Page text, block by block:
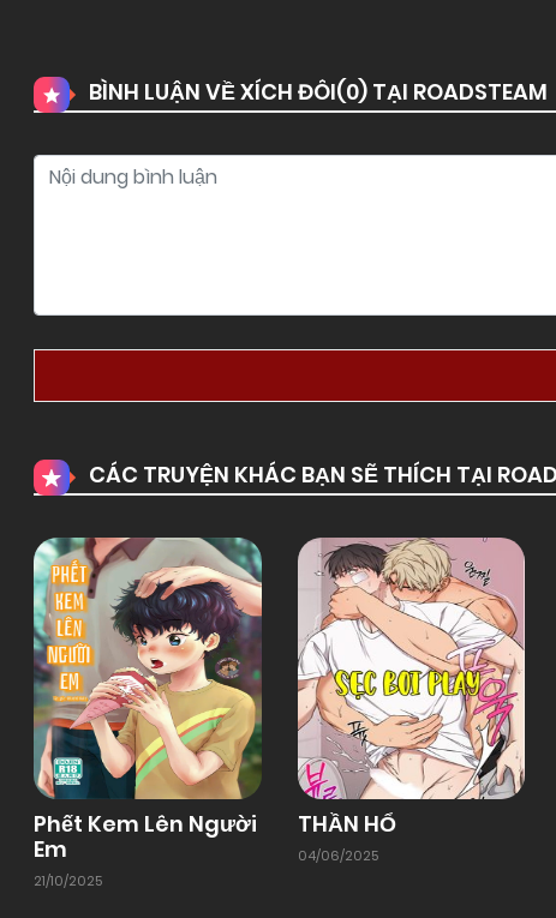
BÌNH LUẬN VỀ XÍCH ĐÔI(0) TẠI ROADSTEAM
CÁC TRUYỆN KHÁC BẠN SẼ THÍCH TẠI
Phết Kem Lên Người
Em
21/10/2025
THẦN HỔ
04/06/2025